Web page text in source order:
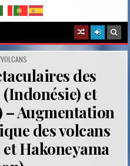
des
et
– Augmentation
des volcans
Hakoneyama